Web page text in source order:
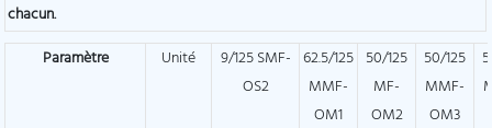
chacun.
Paramètre
Unité
9/125 SMF-
OS2
62.5/125
MMF-
OM1
50/125
MF-
OM2
50/125
MMF-
OM3